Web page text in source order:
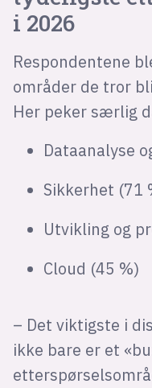
i 2026
Respondentene
områder de tror
Her peker særlig
Dataanalyse
Sikkerhet (71
Utvikling og
Cloud (45 %)
– Det viktigste i
ikke bare er et